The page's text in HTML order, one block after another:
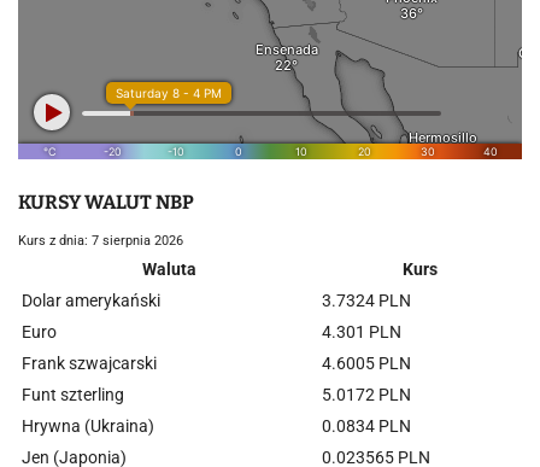
KURSY WALUT NBP
Kurs z dnia: 7 sierpnia 2026
Waluta
Kurs
Dolar amerykański
3.7324 PLN
Euro
4.301 PLN
Frank szwajcarski
4.6005 PLN
Funt szterling
5.0172 PLN
Hrywna (Ukraina)
0.0834 PLN
Jen (Japonia)
0.023565 PLN